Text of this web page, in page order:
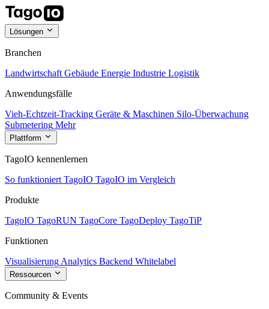
Lösungen
Branchen
Landwirtschaft Gebäude Energie Industrie Logistik
Anwendungsfälle
Vieh-Echtzeit-Tracking Geräte & Maschinen Silo-Überwachung
Submetering Mehr
Plattform
TagoIO kennenlernen
So funktioniert TagoIO TagoIO im Vergleich
Produkte
TagoIO TagoRUN TagoCore TagoDeploy TagoTiP
Funktionen
Visualisierung Analytics Backend Whitelabel
Ressourcen
Community & Events